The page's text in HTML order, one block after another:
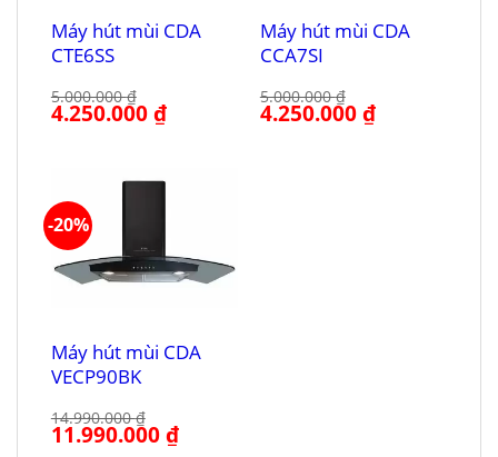
Máy hút mùi CDA
CTE6SS
5.000.000₫
Giá
gốc
4.250.000₫Giá
hiện
Máy hút mùi CDA
CCA7SI
5.000.000₫
Giá
gốc
4.250.000₫Giá
hiện
-20%
Máy hút mùi CDA
VECP90BK
14.990.000₫
Giá
gốc
11.990.000₫Giá
hiện